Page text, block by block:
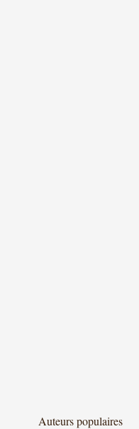
Auteurs populaires